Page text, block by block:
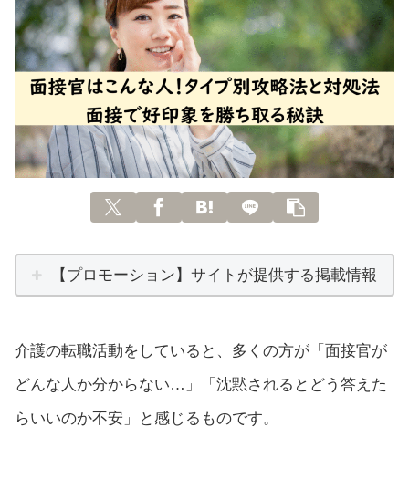
【プロモーション】サイトが提供する掲載情報
介護の転職活動をしていると、多くの方が「面接官が
どんな人か分からない…」「沈黙されるとどう答えた
らいいのか不安」と感じるものです。